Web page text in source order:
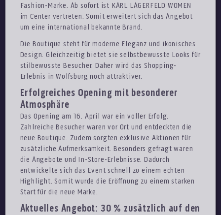
Fashion-Marke. Ab sofort ist KARL LAGERFELD WOMEN
im Center vertreten. Somit erweitert sich das Angebot
um eine international bekannte Brand.
Die Boutique steht für moderne Eleganz und ikonisches
Design. Gleichzeitig bietet sie selbstbewusste Looks für
stilbewusste Besucher. Daher wird das Shopping-
Erlebnis in Wolfsburg noch attraktiver.
Erfolgreiches Opening mit besonderer
Atmosphäre
Das Opening am 16. April war ein voller Erfolg.
Zahlreiche Besucher waren vor Ort und entdeckten die
neue Boutique. Zudem sorgten exklusive Aktionen für
zusätzliche Aufmerksamkeit. Besonders gefragt waren
die Angebote und In-Store-Erlebnisse. Dadurch
entwickelte sich das Event schnell zu einem echten
Highlight. Somit wurde die Eröffnung zu einem starken
Start für die neue Marke.
Aktuelles Angebot: 30 % zusätzlich auf den